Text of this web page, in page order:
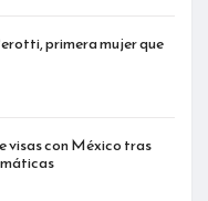
primera mujer que
visas con México tras